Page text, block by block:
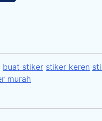
buat stiker stiker keren
murah